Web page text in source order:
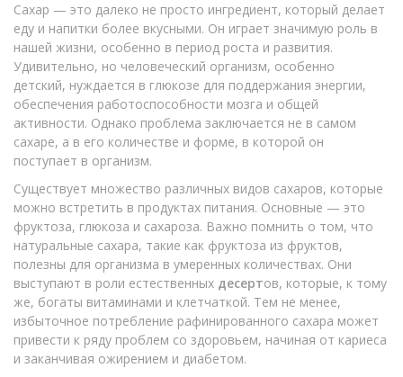
Сахар — это далеко не просто ингредиент, который делает
еду и напитки более вкусными. Он играет значимую роль в
нашей жизни, особенно в период роста и развития.
Удивительно, но человеческий организм, особенно
детский, нуждается в глюкозе для поддержания энергии,
обеспечения работоспособности мозга и общей
активности. Однако проблема заключается не в самом
сахаре, а в его количестве и форме, в которой он
поступает в организм.
Существует множество различных видов сахаров, которые
можно встретить в продуктах питания. Основные — это
фруктоза, глюкоза и сахароза. Важно помнить о том, что
натуральные сахара, такие как фруктоза из фруктов,
полезны для организма в умеренных количествах. Они
выступают в роли естественных десертов, которые, к тому
же, богаты витаминами и клетчаткой. Тем не менее,
избыточное потребление рафинированного сахара может
привести к ряду проблем со здоровьем, начиная от кариеса
и заканчивая ожирением и диабетом.